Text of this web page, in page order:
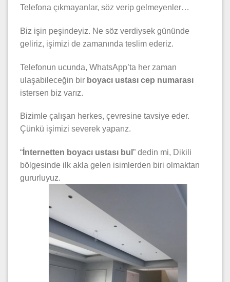
Telefona çıkmayanlar, söz verip gelmeyenler…
Biz işin peşindeyiz. Ne söz verdiysek gününde
geliriz, işimizi de zamanında teslim ederiz.
Telefonun ucunda, WhatsApp’ta her zaman
ulaşabileceğin bir boyacı ustası cep numarası
istersen biz varız.
Bizimle çalışan herkes, çevresine tavsiye eder.
Çünkü işimizi severek yaparız.
“ İnternetten boyacı ustası bul ” dedin mi, Dikili
bölgesinde ilk akla gelen isimlerden biri olmaktan
gururluyuz.